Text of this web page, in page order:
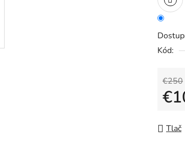
Kód:
€250
Tlač